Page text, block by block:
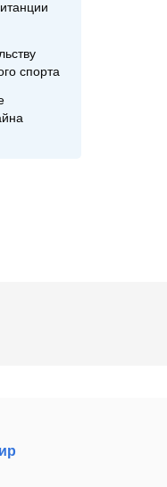
спорта